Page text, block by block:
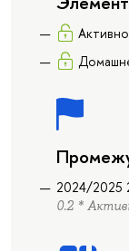
2024/2025
0.2 *